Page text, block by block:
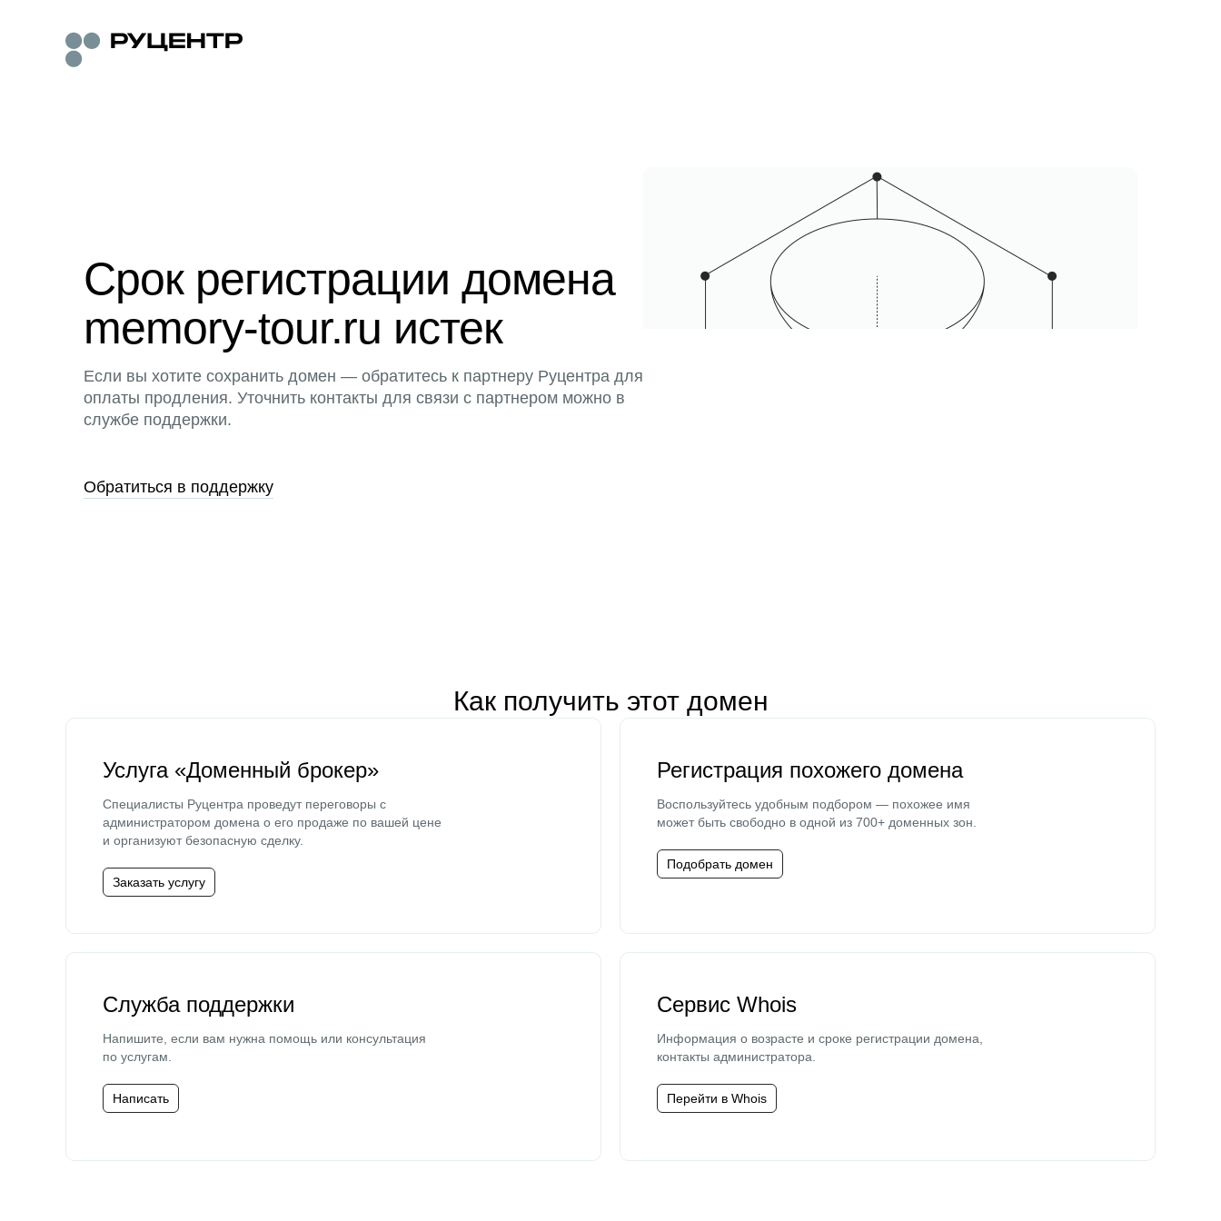
Срок регистрации домена
memory-tour.ru истек
Если вы хотите сохранить домен — обратитесь к партнеру Руцентра для
оплаты продления. Уточнить контакты для связи с партнером можно в
службе поддержки.
Обратиться в поддержку
Как получить этот домен
Услуга «Доменный брокер»
Специалисты Руцентра проведут переговоры с
администратором домена о его продаже по вашей цене
и организуют безопасную сделку.
Заказать услугу
Регистрация похожего домена
Воспользуйтесь удобным подбором — похожее имя
может быть свободно в одной из 700+ доменных зон.
Подобрать домен
Служба поддержки
Напишите, если вам нужна помощь или консультация
по услугам.
Написать
Сервис Whois
Информация о возрасте и сроке регистрации домена,
контакты администратора.
Перейти в Whois